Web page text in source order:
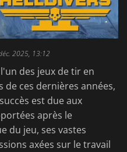
2025, 13:12
des jeux de tir en
ces dernières années,
est due aux
après le
du jeu, ses vastes
axées sur le travail